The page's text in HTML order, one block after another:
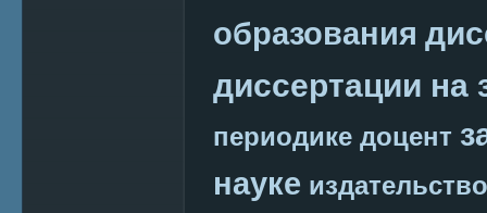
образования
диссертации на
периодике доцент
науке издательство